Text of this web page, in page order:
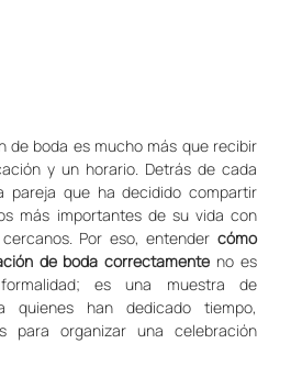
de boda es mucho más que recibir
y un horario. Detrás de cada
pareja que ha decidido compartir
más importantes de su vida con
Por eso, entender cómo
de boda correctamente no es
es una muestra de
quienes han dedicado tiempo,
para organizar una celebración